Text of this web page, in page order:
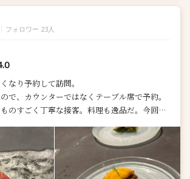
フォロワー 23人
なり予約して訪問。
で、カウンターではなくテーブル席で予約。
のすごく丁寧な接客。料理も逸品だ。今回は